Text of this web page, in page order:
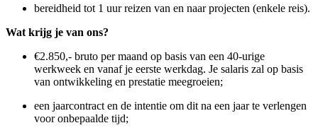
bereidheid tot 1 uur reizen van en naar projecten (enkele reis).
Wat krijg je van ons?
€2.850,- bruto per maand op basis van een 40-urige
werkweek en vanaf je eerste werkdag. Je salaris zal op basis
van ontwikkeling en prestatie meegroeien;
een jaarcontract en de intentie om dit na een jaar te verlengen
voor onbepaalde tijd;